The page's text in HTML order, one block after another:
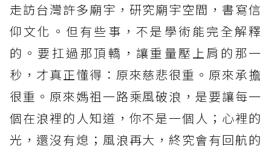
走訪台灣許多廟宇，研究廟宇空間，書寫信
仰文化。但有些事，不是學術能完全解釋
的。要扛過那頂轎，讓重量壓上肩的那一
秒，才真正懂得：原來慈悲很重。原來承擔
很重。原來媽祖一路乘風破浪，是要讓每一
個在浪裡的人知道，你不是一個人；心裡的
光，還沒有熄；風浪再大，終究會有回航的